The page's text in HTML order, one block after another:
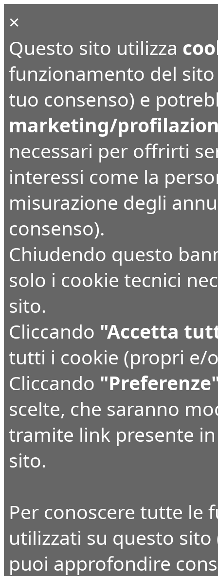
×
Questo sito utilizza
funzionamento del
tuo consenso) e
marketing/
necessari per offrirti
interessi come la
misurazione degli
consenso).
Chiudendo questo
solo i cookie tecnici
sito.
Cliccando "Accetta
tutti i cookie (propri e/
Cliccando
scelte, che saranno
tramite link presente
sito.
Per conoscere tutte le
utilizzati su questo
puoi approfondire